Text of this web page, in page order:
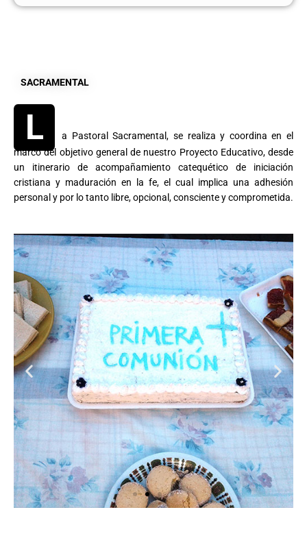
SACRAMENTAL
L
a Pastoral Sacramental, se realiza y coordina en el
marco del objetivo general de nuestro Proyecto Educativo, desde
un itinerario de acompañamiento catequético de iniciación
cristiana y maduración en la fe, el cual implica una adhesión
personal y por lo tanto libre, opcional, consciente y comprometida.